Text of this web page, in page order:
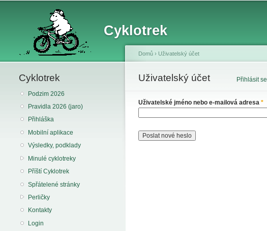
Cyklotrek
Cyklotrek
Podzim 2026
Pravidla 2026 (jaro)
Přihláška
Mobilní aplikace
Výsledky, podklady
Minulé cyklotreky
Příští Cyklotrek
Spřátelené stránky
Perličky
Kontakty
Login
You are here
Domů › Uživatelský účet
Uživatelský účet
Primary tabs Přihlásit se
Uživatelské jméno nebo e-mailová adresa *